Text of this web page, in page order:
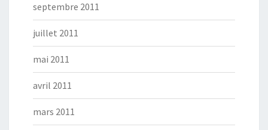
septembre 2011
juillet 2011
mai 2011
avril 2011
mars 2011